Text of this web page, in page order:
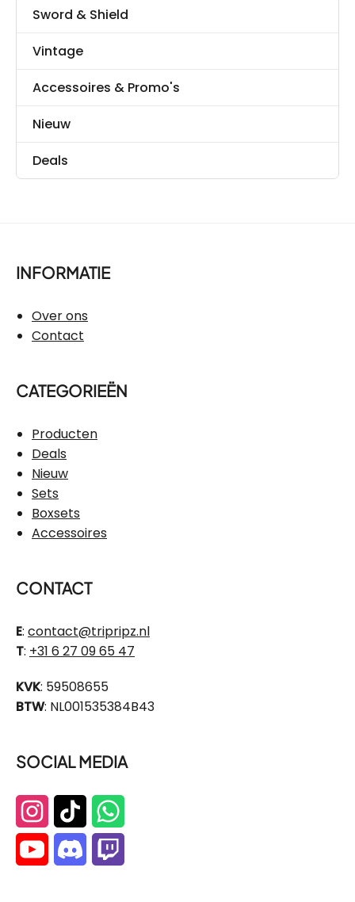
Sword & Shield
Vintage
Accessoires & Promo's
Nieuw
Deals
INFORMATIE
Over ons
Contact
CATEGORIEËN
Producten
Deals
Nieuw
Sets
Boxsets
Accessoires
CONTACT
E: contact@tripripz.nl
T: +31 6 27 09 65 47
KVK: 59508655
BTW: NL001535384B43
SOCIAL MEDIA